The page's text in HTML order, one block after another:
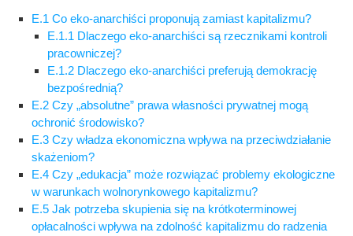
E.1 Co eko-anarchiści proponują zamiast kapitalizmu?
E.1.1 Dlaczego eko-anarchiści są rzecznikami kontroli
pracowniczej?
E.1.2 Dlaczego eko-anarchiści preferują demokrację
bezpośrednią?
E.2 Czy „absolutne” prawa własności prywatnej mogą
ochronić środowisko?
E.3 Czy władza ekonomiczna wpływa na przeciwdziałanie
skażeniom?
E.4 Czy „edukacja” może rozwiązać problemy ekologiczne
w warunkach wolnorynkowego kapitalizmu?
E.5 Jak potrzeba skupienia się na krótkoterminowej
opłacalności wpływa na zdolność kapitalizmu do radzenia